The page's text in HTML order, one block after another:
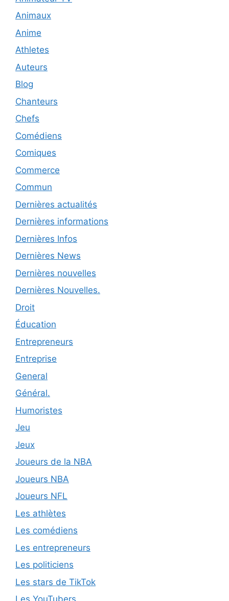
Animaux
Anime
Athletes
Auteurs
Blog
Chanteurs
Chefs
Comédiens
Comiques
Commerce
Commun
Dernières actualités
Dernières informations
Dernières Infos
Dernières News
Dernières nouvelles
Dernières Nouvelles.
Droit
Éducation
Entrepreneurs
Entreprise
General
Général.
Humoristes
Jeu
Jeux
Joueurs de la NBA
Joueurs NBA
Joueurs NFL
Les athlètes
Les comédiens
Les entrepreneurs
Les politiciens
Les stars de TikTok